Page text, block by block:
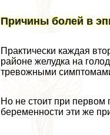
Причины болей в
Пpaктически каждая
районе желудка на
тревожными
Но не стоит при первом
беременности эти же